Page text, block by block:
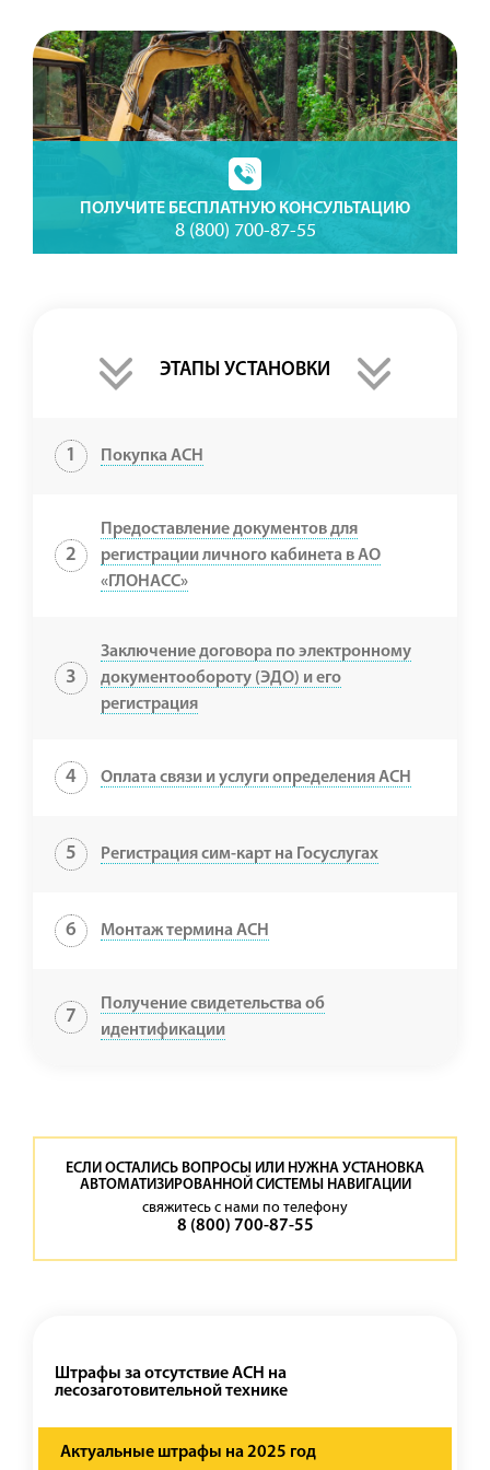
ПОЛУЧИТЕ БЕСПЛАТНУЮ КОНСУЛЬТАЦИЮ
8 (800) 700-87-55
ЭТАПЫ УСТАНОВКИ
1 Покупка АСН
2
Предоставление документов для
регистрации личного кабинета в АО
«ГЛОНАСС»
3
Заключение договора по электронному
документообороту (ЭДО) и его
регистрация
4 Оплата связи и услуги определения АСН
5 Регистрация сим-карт на Госуслугах
6 Монтаж термина АСН
7
Получение свидетельства об
идентификации
ЕСЛИ ОСТАЛИСЬ ВОПРОСЫ ИЛИ НУЖНА УСТАНОВКА
АВТОМАТИЗИРОВАННОЙ СИСТЕМЫ НАВИГАЦИИ
свяжитесь с нами по телефону
8 (800) 700-87-55
Штрафы за отсутствие АСН на
лесозаготовительной технике
Актуальные штрафы на 2025 год